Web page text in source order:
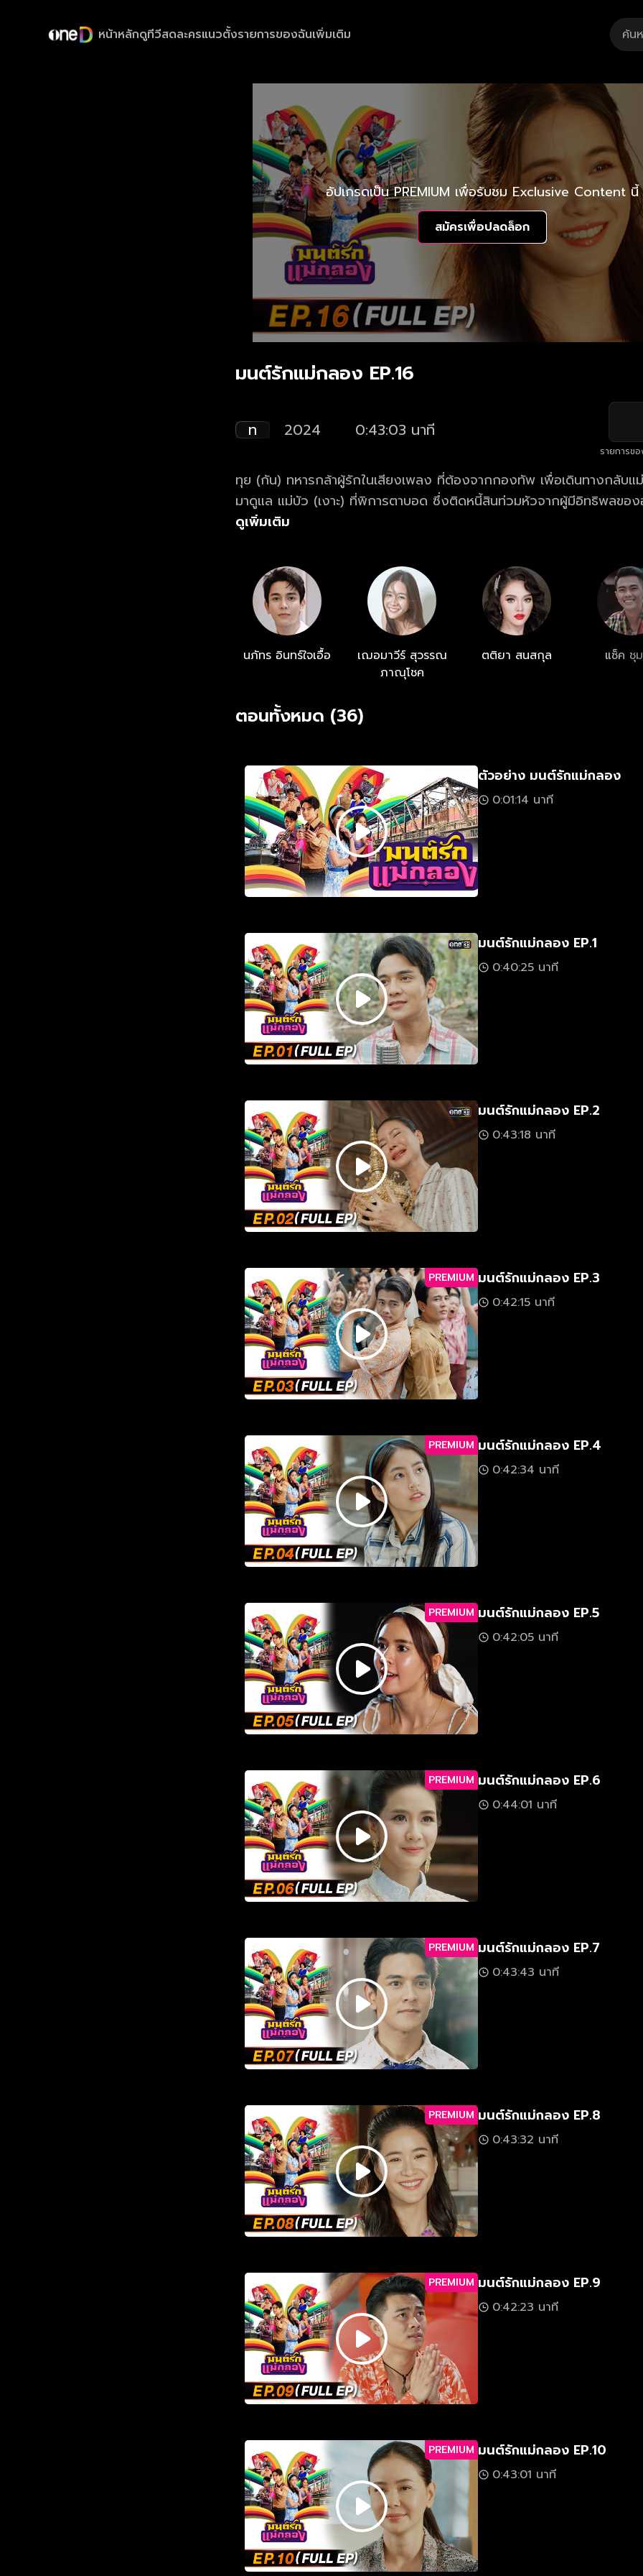
หน้าหลักดูทีวีสดละครแนวตั้งรายการของฉันเพิ่มเติม
อัปเกรดเป็น PREMIUM เพื่อรับชม Exclusive Content นี้
สมัครเพื่อปลดล็อก
มนต์รักแม่กลอง EP.16
ท 2024 0:43:03 นาที
รายการข
ทุย (กัน) ทหารกล้าผู้รักในเสียงเพลง ที่ต้องจากกองทัพ เพื่อเดินทางกลับแ
มาดูแล แม่บัว (เงาะ) ที่พิการตาบอด ซึ่งติดหนี้สินท่วมหัวจากผู้มีอิทธิพลของ
พยายามทำทุกวิถีทางเพื่อหาเงินมาปลดหนี้ โดยการตั้งวงดนตรีลูกทุ่งขึ้นมา
ให้กับแม่ที่ตาบอดได้หรือไม่ มาตามเอาใจช่วยทุยให้ฝ่าฟันกับทุกอุปสรรค พร้อ
ดูเพิ่มเติม
นภัทร อินทร์ใจเอื้อ
เฌอมาวีร์ สุวรรณ
ภาณุโชค
ตติยา สนสกุล แซ็ค ชุ
ตอนทั้งหมด (36)
ตัวอย่าง มนต์รักแม่กลอง
0:01:14 นาที
มนต์รักแม่กลอง EP.1
0:40:25 นาที
มนต์รักแม่กลอง EP.2
0:43:18 นาที
PREMIUM มนต์รักแม่กลอง EP.3
0:42:15 นาที
PREMIUM มนต์รักแม่กลอง EP.4
0:42:34 นาที
PREMIUM มนต์รักแม่กลอง EP.5
0:42:05 นาที
PREMIUM มนต์รักแม่กลอง EP.6
0:44:01 นาที
PREMIUM มนต์รักแม่กลอง EP.7
0:43:43 นาที
PREMIUM มนต์รักแม่กลอง EP.8
0:43:32 นาที
PREMIUM มนต์รักแม่กลอง EP.9
0:42:23 นาที
PREMIUM มนต์รักแม่กลอง EP.10
0:43:01 นาที